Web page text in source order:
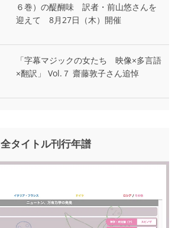
６巻）の醍醐味 訳者・前山悠さんを
迎えて 8月27日（木）開催
「字幕マジックの女たち 映像×多言語
×翻訳」 Vol.７ 齋藤敦子さん追悼
全タイトル刊行年譜